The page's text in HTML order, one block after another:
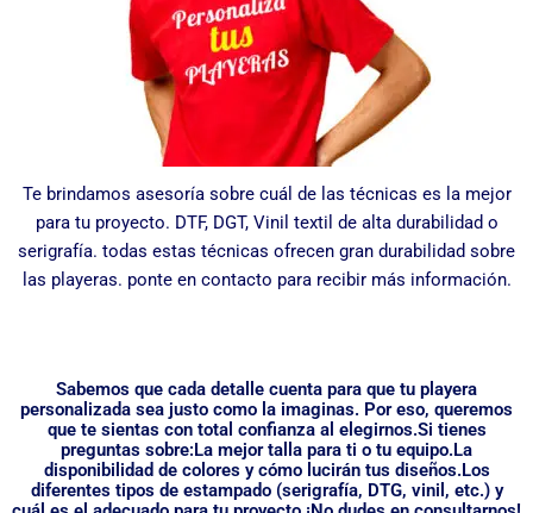
Te brindamos asesoría sobre cuál de las técnicas es la mejor
para tu proyecto. DTF, DGT, Vinil textil de alta durabilidad o
serigrafía. todas estas técnicas ofrecen gran durabilidad sobre
las playeras. ponte en contacto para recibir más información.
Sabemos que cada detalle cuenta para que tu playera
personalizada sea justo como la imaginas. Por eso, queremos
que te sientas con total confianza al elegirnos.Si tienes
preguntas sobre:La mejor talla para ti o tu equipo.La
disponibilidad de colores y cómo lucirán tus diseños.Los
diferentes tipos de estampado (serigrafía, DTG, vinil, etc.) y